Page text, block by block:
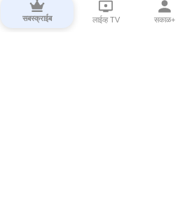
सबस्क्राईब लाईव्ह TV सकाळ+